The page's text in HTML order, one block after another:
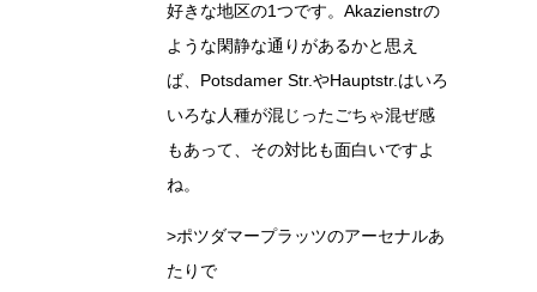
好きな地区の1つです。Akazienstrの
ような閑静な通りがあるかと思え
ば、Potsdamer Str.やHauptstr.はいろ
いろな人種が混じったごちゃ混ぜ感
もあって、その対比も面白いですよ
ね。
>ポツダマープラッツのアーセナルあ
たりで